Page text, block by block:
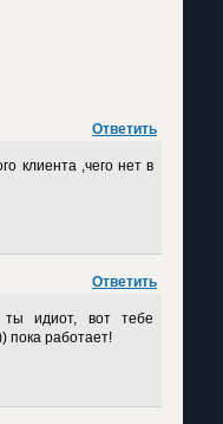
Ответить
клиента ,чего нет в
Ответить
ты идиот, вот тебе
пока работает!